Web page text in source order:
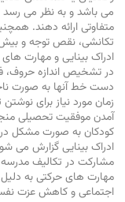
می­ باشد و به نظر می­ رسد
متفاوتی ارائه دهند.
تکانشی، نقص توجه و بیش
در تشخیص اندازه حروف،
دست خط آنها به صورت
زمان مورد نیاز برای
آمدن موفقیت تحصیلی
کودکان به صورت مشکل
ادراک بینایی گزارش می­
مشارکت در تکالیف
مهارت­ های حرکتی به
اجتماعی و کاهش عزت